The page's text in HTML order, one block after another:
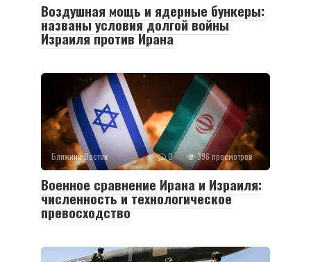
Воздушная мощь и ядерные бункеры:
названы условия долгой войны
Израиля против Ирана
Ближний Восток 0 396 просмотров
Военное сравнение Ирана и Израиля:
численность и технологическое
превосходство